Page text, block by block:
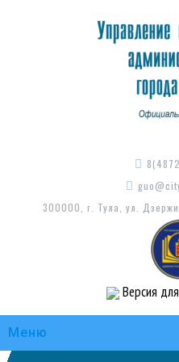
300000, г. Тула, ул.
Версия
Меню